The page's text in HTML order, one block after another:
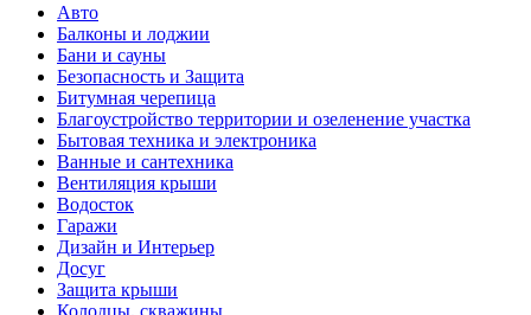
Авто
Балконы и лоджии
Бани и сауны
Безопасность и Защита
Битумная черепица
Благоустройство территории и озеленение участка
Бытовая техника и электроника
Ванные и сантехника
Вентиляция крыши
Водосток
Гаражи
Дизайн и Интерьер
Досуг
Защита крыши
Колодцы, скважины